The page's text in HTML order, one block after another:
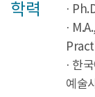
학력
·
·
· 한
예술